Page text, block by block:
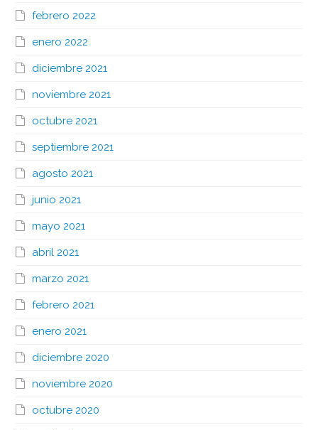
febrero 2022
enero 2022
diciembre 2021
noviembre 2021
octubre 2021
septiembre 2021
agosto 2021
junio 2021
mayo 2021
abril 2021
marzo 2021
febrero 2021
enero 2021
diciembre 2020
noviembre 2020
octubre 2020